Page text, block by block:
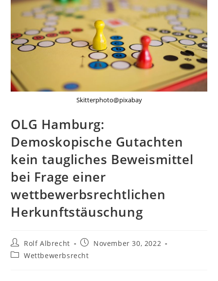
Skitterphoto@pixabay
OLG Hamburg:
Demoskopische Gutachten
kein taugliches Beweismittel
bei Frage einer
wettbewerbsrechtlichen
Herkunftstäuschung
Beitrags-
Autor:
Rolf Albrecht
Beitrag
veröffentlicht:
November 30, 2022
Beitrags-
Wettbewerbsrecht